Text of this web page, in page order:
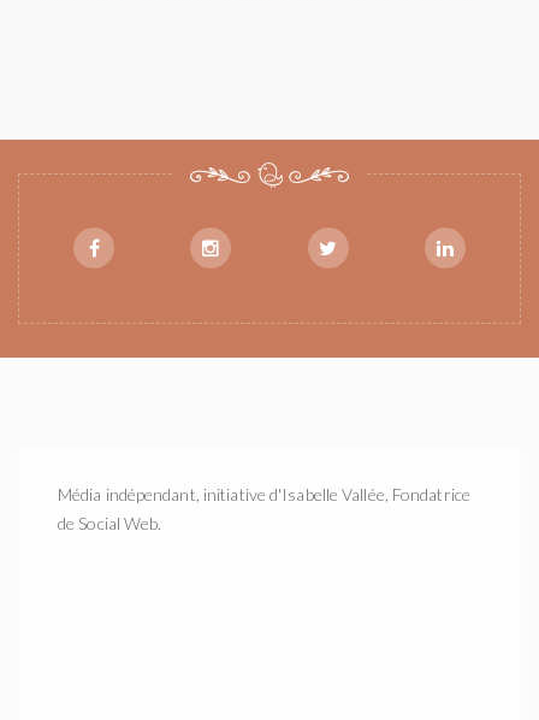
Média indépendant, initiative d'Isabelle Vallée, Fondatrice
de Social Web.